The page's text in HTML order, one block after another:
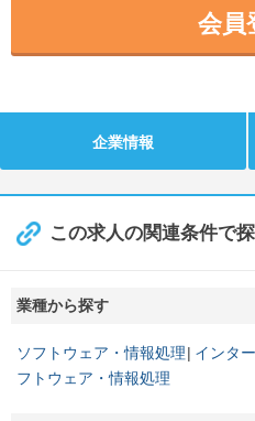
会員
企業情報
この求人の関連条件で
業種から探す
ソフトウェア・情報処理 インタ
フトウェア・情報処理